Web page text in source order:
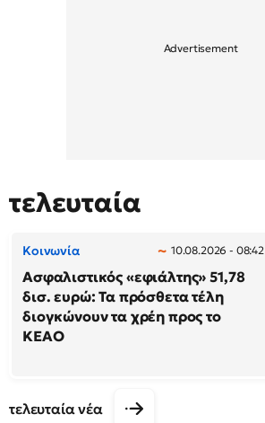
τελευταία
Κοινωνία 10.08.2026 - 08:42
Ασφαλιστικός «εφιάλτης» 51,78
δισ. ευρώ: Τα πρόσθετα τέλη
διογκώνουν τα χρέη προς το
ΚΕΑΟ
τελευταία νέα